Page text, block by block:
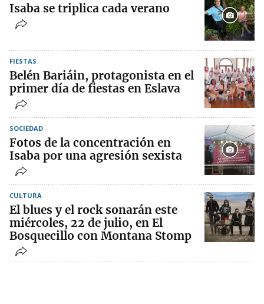
Isaba se triplica cada verano
FIESTAS
Belén Bariáin, protagonista en el
primer día de fiestas en Eslava
SOCIEDAD
Fotos de la concentración en
Isaba por una agresión sexista
CULTURA
El blues y el rock sonarán este
miércoles, 22 de julio, en El
Bosquecillo con Montana Stomp